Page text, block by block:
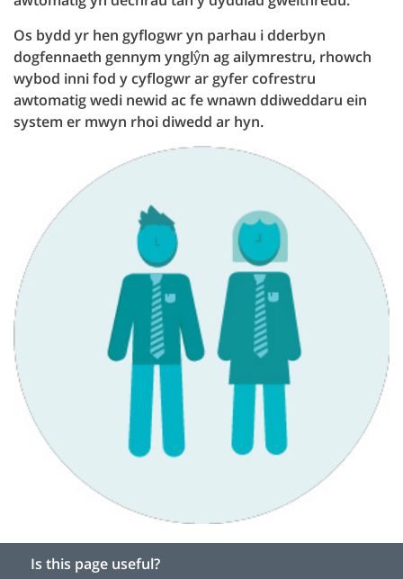
Os bydd yr hen gyflogwr yn parhau i dderbyn
dogfennaeth gennym ynglŷn ag ailymrestru, rhowch
wybod inni fod y cyflogwr ar gyfer cofrestru
awtomatig wedi newid ac fe wnawn ddiweddaru ein
system er mwyn rhoi diwedd ar hyn.
Is this page useful?